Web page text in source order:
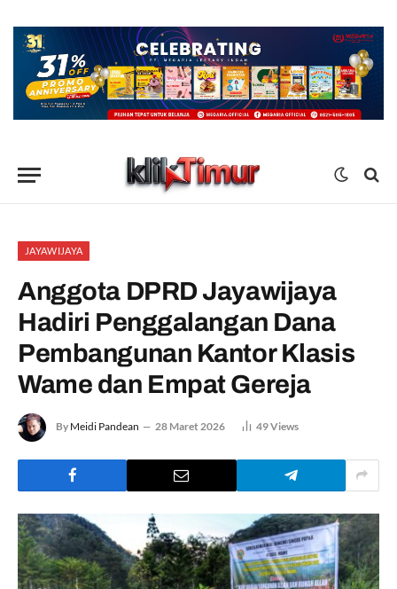
JAYAWIJAYA
Anggota DPRD Jayawijaya
Hadiri Penggalangan Dana
Pembangunan Kantor Klasis
Wame dan Empat Gereja
By Meidi Pandean 28 Maret 2026 49Views